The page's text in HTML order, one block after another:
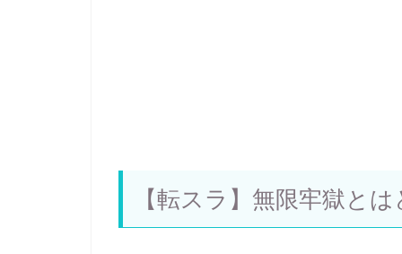
【転スラ】無限牢獄と